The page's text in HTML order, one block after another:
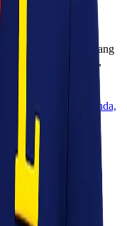
terpercaya yang
dengan cepat,
Jurumudi baru, Benda,